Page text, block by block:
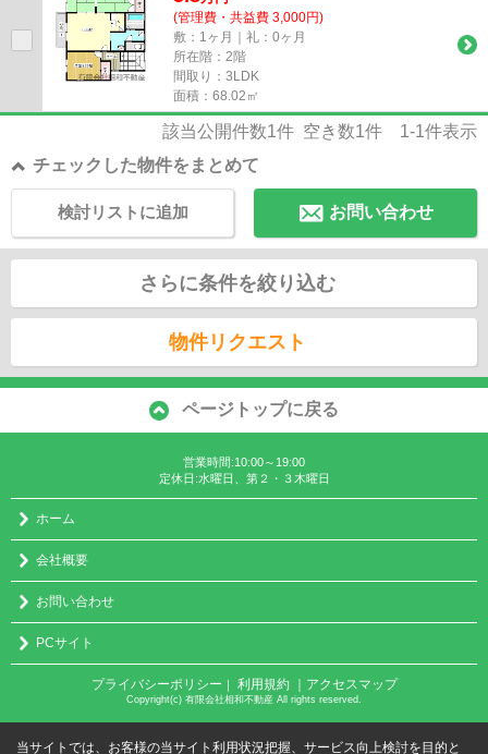
(管理費・共益費 3,000円)
敷：1ヶ月｜礼：0ヶ月
所在階：2階
間取り：3LDK
面積：68.02㎡
該当公開件数1件 空き数1件 1-1件表示
チェックした物件をまとめて
お問い合わせ
検討リストに追加
さらに条件を絞り込む
物件リクエスト
ページトップに戻る
営業時間:10:00～19:00
定休日:水曜日、第２・３木曜日
ホーム
会社概要
お問い合わせ
PCサイト
プライバシーポリシー ｜ 利用規約 ｜アクセスマップ
Copyright(c) 有限会社相和不動産 All rights reserved.
当サイトでは、お客様の当サイト利用状況把握、サービス向上検討を目的と